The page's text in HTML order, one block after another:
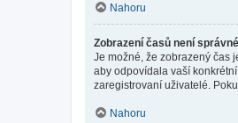
Nahoru
Zobrazení časů není
Je možné, že zobrazený čas
aby odpovídala vaší
zaregistrovaní uživatelé.
Nahoru